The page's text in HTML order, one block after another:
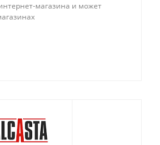
магазина и может